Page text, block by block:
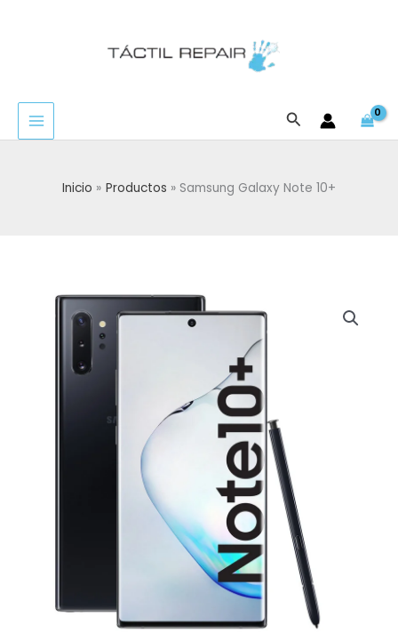
Buscar
Inicio Productos Samsung Galaxy Note 10+